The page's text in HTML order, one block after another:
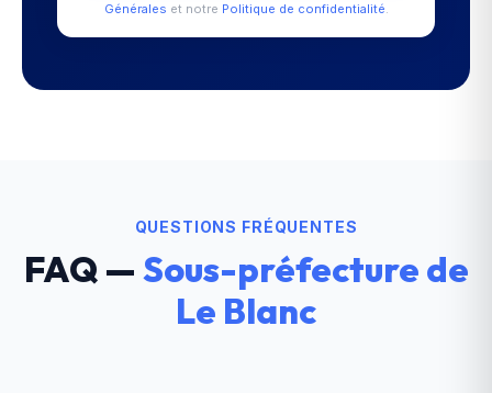
Générales et notre Politique de confidentialité.
QUESTIONS FRÉQUENTES
FAQ — Sous-préfecture de
Le Blanc